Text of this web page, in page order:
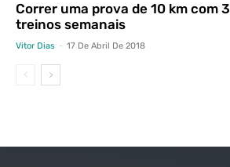
Correr uma prova de 10 km com 3
treinos semanais
Vitor Dias - 17 De Abril De 2018